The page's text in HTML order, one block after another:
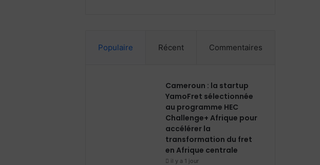
e
k
d
n
b
e
t
g
r
m
Populaire Récent Commentaires
Cameroun : la startup
YamoFret sélectionnée
au programme HEC
Challenge+ Afrique pour
accélérer la
transformation du fret
en Afrique centrale
il y a 1 jour